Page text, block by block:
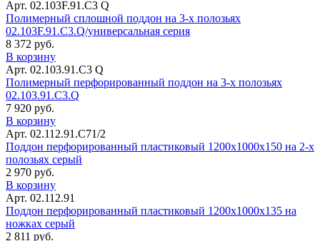
Арт. 02.103F.91.С3 Q
Полимерный сплошной поддон на 3-х полозьях
02.103F.91.C3.Q/универсальная серия
8 372 руб.
В корзину
Арт. 02.103.91.С3 Q
Полимерный перфорированный поддон на 3-х полозьях
02.103.91.С3.Q
7 920 руб.
В корзину
Арт. 02.112.91.С71/2
Поддон перфорированный пластиковый 1200х1000x150 на 2-х
полозьях серый
2 970 руб.
В корзину
Арт. 02.112.91
Поддон перфорированный пластиковый 1200х1000х135 на
ножках серый
2 811 руб.